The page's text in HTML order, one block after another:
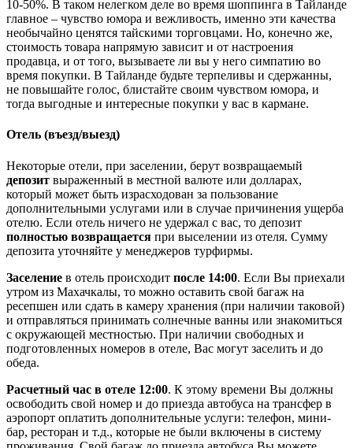
10-50%. В таком нелегком деле во время шоппинга в Тайланде
главное – чувство юмора и вежливость, именно эти качества
необычайно ценятся тайскими торговцами. Но, конечно же,
стоимость товара напрямую зависит и от настроения
продавца, и от того, вызываете ли вы у него симпатию во
время покупки. В Тайланде будьте терпеливы и сдержанны,
не повышайте голос, блистайте своим чувством юмора, и
тогда выгодные и интересные покупки у вас в кармане.
Отель (въезд/выезд)
Некоторые отели, при заселении, берут возвращаемый
депозит выраженный в местной валюте или долларах,
который может быть израсходован за пользование
дополнительными услугами или в случае причинения ущерба
отелю. Если отель ничего не удержал с вас, то депозит
полностью возвращается при выселении из отеля. Сумму
депозита уточняйте у менеджеров турфирмы.
Заселение в отель происходит после 14:00. Если Вы приехали
утром из Махачкалы, то можно оставить свой багаж на
ресепшен или сдать в камеру хранения (при наличии таковой)
и отправляться принимать солнечные ванны или знакомиться
с окружающей местностью. При наличии свободных и
подготовленных номеров в отеле, Вас могут заселить и до
обеда.
Расчетный час в отеле 12:00. К этому времени Вы должны
освободить свой номер и до приезда автобуса на трансфер в
аэропорт оплатить дополнительные услуги: телефон, мини-
бар, ресторан и т.д., которые не были включены в систему